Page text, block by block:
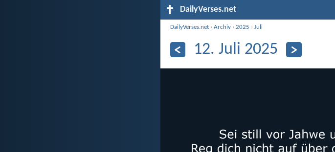
DailyVerses.net
DailyVerses.net ›Archiv ›2025 ›Juli
12. Juli 2025